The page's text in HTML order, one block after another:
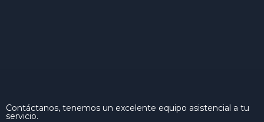
Contáctanos, tenemos un excelente equipo asistencial a tu
servicio.